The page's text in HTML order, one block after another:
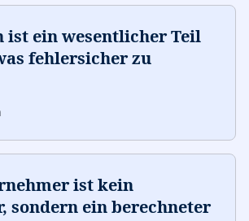
ist ein wesentlicher Teil
fehlersicher zu
ist kein
sondern ein berechneter